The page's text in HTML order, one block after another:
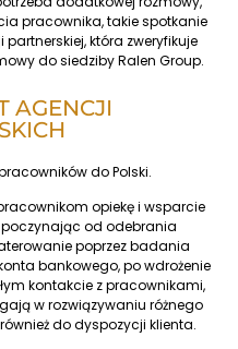
pracownika, takie spotkanie
która zweryfikuje
do siedziby Ralen Group.
AGENCJI
do Polski.
opiekę i wsparcie
poczynając od odebrania
poprzez badania
bankowego, po wdrożenie
kontakcie z pracownikami,
w rozwiązywaniu różnego
do dyspozycji klienta.